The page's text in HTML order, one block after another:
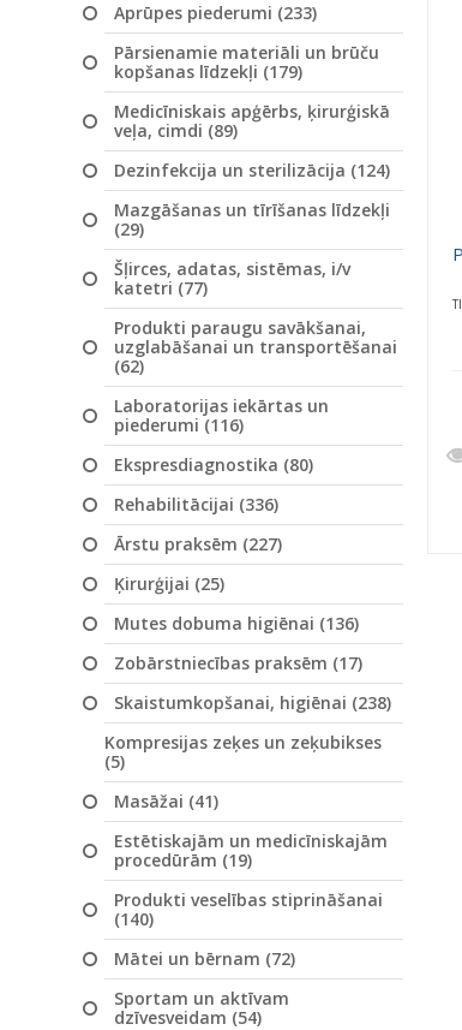
Aprūpes piederumi (233)
Pārsienamie materiāli un brūču
kopšanas līdzekļi (179)
Medicīniskais apģērbs, ķirurģiskā
veļa, cimdi (89)
Dezinfekcija un sterilizācija (124)
Mazgāšanas un tīrīšanas līdzekļi
(29)
Šļirces, adatas, sistēmas, i/v
katetri (77)
Produkti paraugu savākšanai,
uzglabāšanai un transportēšanai
(62)
Laboratorijas iekārtas un
piederumi (116)
Ekspresdiagnostika (80)
Rehabilitācijai (336)
Ārstu praksēm (227)
Ķirurģijai (25)
Mutes dobuma higiēnai (136)
Zobārstniecības praksēm (17)
Skaistumkopšanai, higiēnai (238)
Kompresijas zeķes un zeķubikses
(5)
Masāžai (41)
Estētiskajām un medicīniskajām
procedūrām (19)
Produkti veselības stiprināšanai
(140)
Mātei un bērnam (72)
Sportam un aktīvam
dzīvesveidam (54)